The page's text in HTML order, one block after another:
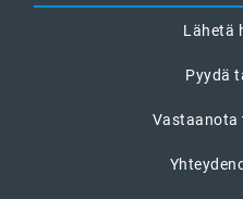
Lähetä
Pyydä
Vastaanota